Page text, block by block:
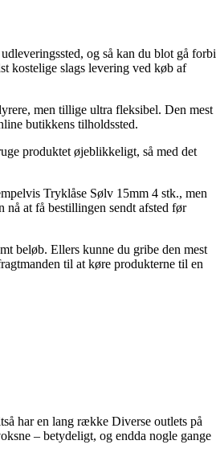
og så kan du blot gå forbi
kostelige slags levering ved køb af
men tillige ultra fleksibel. Den mest
butikkens tilholdssted.
produktet øjeblikkeligt, så med det
Tryklåse Sølv 15mm 4 stk., men
nå at få bestillingen sendt afsted før
beløb. Ellers kunne du gribe den mest
til at køre produkterne til en
har en lang række Diverse outlets på
– betydeligt, og endda nogle gange